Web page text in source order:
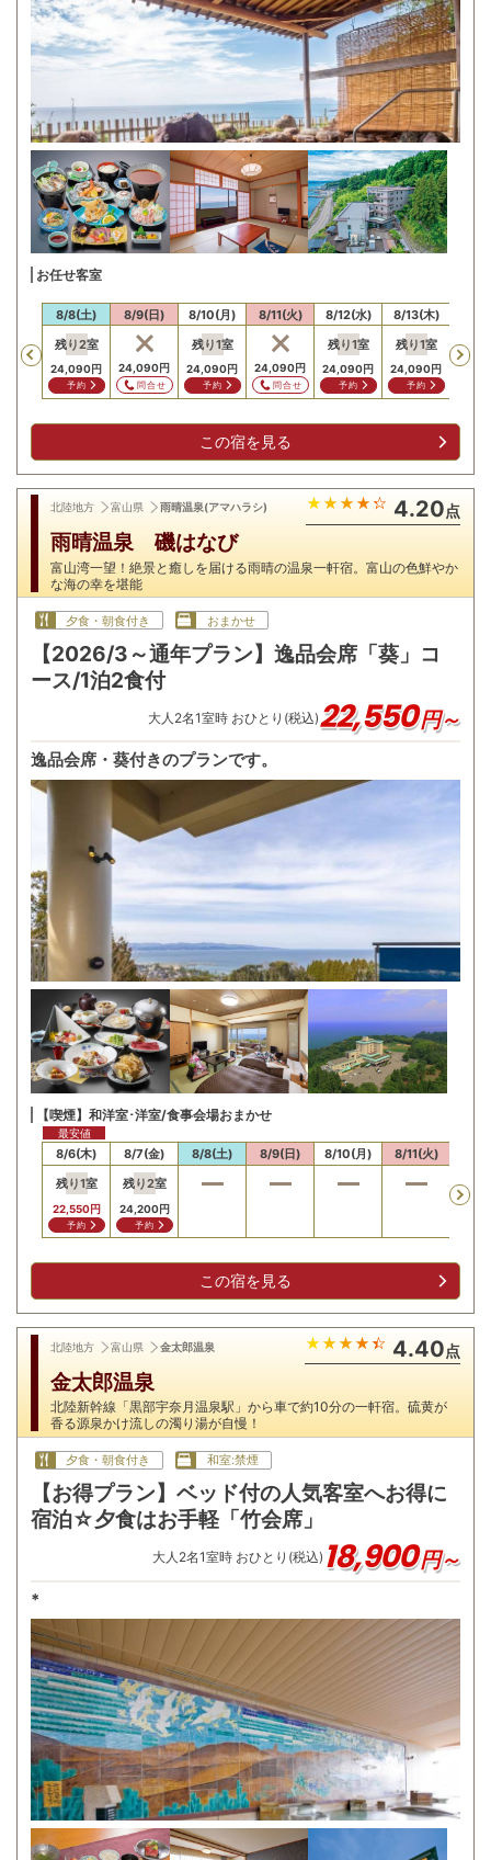
お任せ客室
Previous
8/8(土)
残り2室
24,090円
予約
8/9(日)
24,090円
問合せ
8/10(月)
残り1室
24,090円
予約
8/11(火)
24,090円
問合せ
8/12(水)
残り1室
24,090円
予約
8/13(木)
残り1室
24,090円
予約
この宿を見る
北陸地方 富山県 雨晴温泉(アマハラシ) 4.20点
雨晴温泉 磯はなび
富山湾一望！絶景と癒しを届ける雨晴の温泉一軒宿。富山の色鮮やか
な海の幸を堪能
夕食・朝食付き おまかせ
【2026/3～通年プラン】逸品会席「葵」コ
ース/1泊2食付
大人 2名1室時 おひとり(税込)22,550円～
逸品会席・葵付きのプランです。
【喫煙】和洋室･洋室/食事会場おまかせ
8/6(木)
残り1室
22,550円
予約
最安値
8/7(金)
残り2室
24,200円
予約
8/8(土) 8/9(日) 8/10(月) 8/11(火)
この宿を見る
北陸地方 富山県 金太郎温泉 4.40点
金太郎温泉
北陸新幹線「黒部宇奈月温泉駅」から車で約10分の一軒宿。硫黄が
香る源泉かけ流しの濁り湯が自慢！
夕食・朝食付き 和室:禁煙
【お得プラン】ベッド付の人気客室へお得に
宿泊☆夕食はお手軽「竹会席」
大人 2名1室時 おひとり(税込) 18,900円～
*